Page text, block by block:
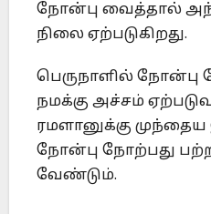
நோன்பு வைத்தால்
நிலை ஏற்படுகிறது.
பெருநாளில் நோன்பு
நமக்கு அச்சம்
ரமளானுக்கு
நோன்பு நோற்பது
வேண்டும்.